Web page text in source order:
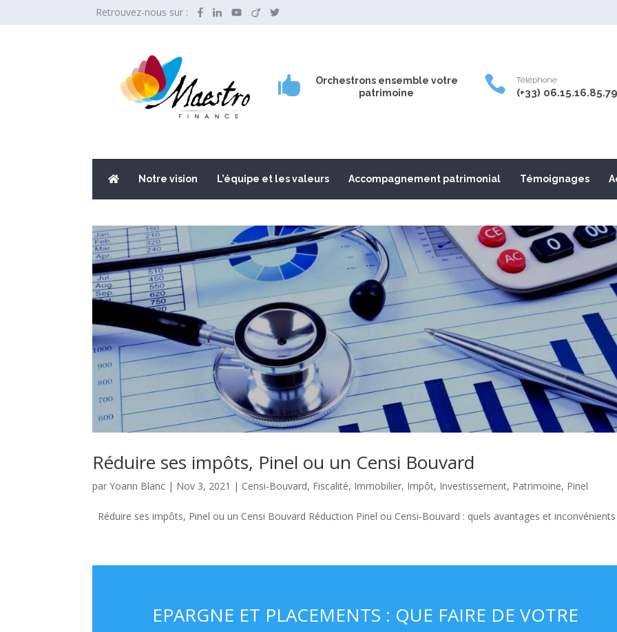
Retrouvez-nous sur :

Orchestrons ensemble votre
patrimoine
 Téléphone
(+33)
Notre vision L’équipe et les valeurs Accompagnement patrimonial Témoignages
Réduire ses impôts, Pinel ou un Censi Bouvard
parYoann Blanc | Nov 3, 2021 | Censi-Bouvard, Fiscalité, Immobilier, Impôt, Investissement, Patrimoine, Pinel
Réduire ses impôts, Pinel ou un Censi Bouvard Réduction Pinel ou Censi-Bouvard : quels avantages et
EPARGNE ET PLACEMENTS : QUE FAIRE DE VOTRE